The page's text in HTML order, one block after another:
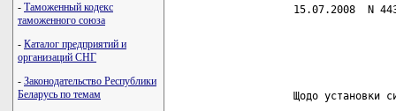
- Таможенный кодекс
таможенного союза
- Каталог предприятий и
организаций СНГ
- Законодательство Республики
Беларусь по темам
15.07.2008  N
Щодо установки